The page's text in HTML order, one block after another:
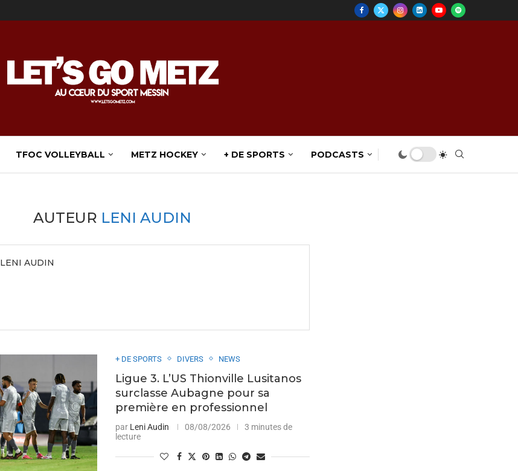
TFOC VOLLEYBALL METZ HOCKEY + DE SPORTS PODCASTS
AUTEUR LENI AUDIN
LENI AUDIN
+ DE SPORTS DIVERS NEWS
Ligue 3. L’US Thionville Lusitanos
surclasse Aubagne pour sa
première en professionnel
par Leni Audin 08/08/2026
3 minutes de
lecture